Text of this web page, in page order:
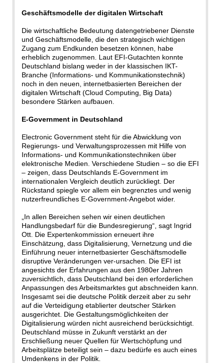
Geschäftsmodelle der digitalen Wirtschaft
Die wirtschaftliche Bedeutung datengetriebener Dienste
und Geschäftsmodelle, die den strategisch wichtigen
Zugang zum Endkunden besetzen können, habe
erheblich zugenommen. Laut EFI-Gutachten konnte
Deutschland bislang weder in der klassischen IKT-
Branche (Informations- und Kommunikationstechnik)
noch in den neuen, internetbasierten Bereichen der
digitalen Wirtschaft (Cloud Computing, Big Data)
besondere Stärken aufbauen.
E-Government in Deutschland
Electronic Government steht für die Abwicklung von
Regierungs- und Verwaltungsprozessen mit Hilfe von
Informations- und Kommunikationstechniken über
elektronische Medien. Verschiedene Studien – so die EFI
– zeigen, dass Deutschlands E-Government im
internationalen Vergleich deutlich zurückliegt. Der
Rückstand spiegle vor allem ein begrenztes und wenig
nutzerfreundliches E-Government-Angebot wider.
„In allen Bereichen sehen wir einen deutlichen
Handlungsbedarf für die Bundesregierung“, sagt Ingrid
Ott. Die Expertenkommission erneuert ihre
Einschätzung, dass Digitalisierung, Vernetzung und die
Einführung neuer internetbasierter Geschäftsmodelle
disruptive Veränderungen ver-ursachen. Die EFI ist
angesichts der Erfahrungen aus den 1980er Jahren
zuversichtlich, dass Deutschland bei den erforderlichen
Anpassungen des Arbeitsmarktes gut abschneiden kann.
Insgesamt sei die deutsche Politik derzeit aber zu sehr
auf die Verteidigung etablierter deutscher Stärken
ausgerichtet. Die Gestaltungsmöglichkeiten der
Digitalisierung würden nicht ausreichend berücksichtigt.
Deutschland müsse in Zukunft verstärkt an der
Erschließung neuer Quellen für Wertschöpfung und
Arbeitsplätze beteiligt sein – dazu bedürfe es auch eines
Umdenkens in der Politik.